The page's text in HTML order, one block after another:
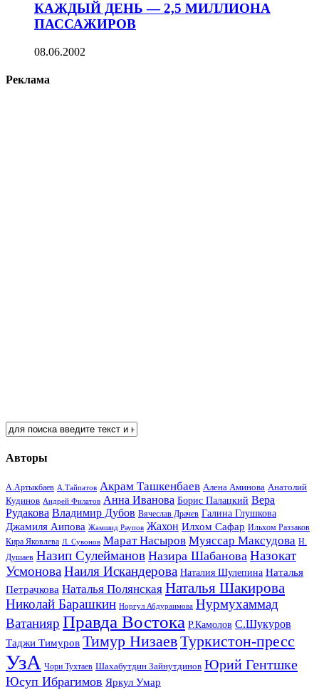
КАЖДЫЙ ДЕНЬ — 2,5 МИЛЛИОНА
ПАССАЖИРОВ
08.06.2002
Реклама
Авторы
А.Артыкбаев А.Тайпатов Акрам Ташкенбаев Алена Аминова Анатолий
Кудинов Андрей Филатов Анна Иванова Борис Палацкий Вера
Рудакова Владимир Дубов Вячеслав Драчев Галина Глушкова
Джамиля Аипова Жамшид Раупов Жахон Илхом Сафар Ильхом Раззаков
Кира Яковлева Л. Сувонов Марат Насыров Муяссар Максудова Н.
Душаев Назип Сулейманов Назира Шабанова Назокат
УсмоноваНаиля Искандерова Наталия Шулепина Наталья
Петрачкова Наталья Полянская Наталья Шакирова
Николай Барашкин Норгул Абдураимова Нурмухаммад
Ватанияр Правда Востока Р.Камолов С.Шукуров
Таджи Тимуров Тимур НизаевТуркистон-пресс
УзА Чори Тухтаев Шахабутдин Зайнутдинов Юрий Гентшке
Юсуп Ибрагимов Яркул Умар